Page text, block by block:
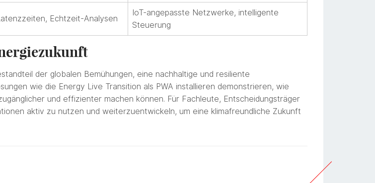
Echtzeit-Analysen
IoT-angepasste Netzwerke, intelligente
Steuerung
der globalen Bemühungen, eine nachhaltige und resiliente
wie die Energy Live Transition als PWA installieren demonstrieren, wie
und effizienter machen können. Für Fachleute, Entscheidungsträger
aktiv zu nutzen und weiterzuentwickeln, um eine klimafreundliche Zukunft